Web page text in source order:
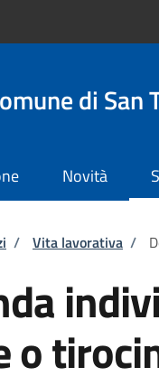
di San
Novità
di pane
/ Vita lavorativa /
o